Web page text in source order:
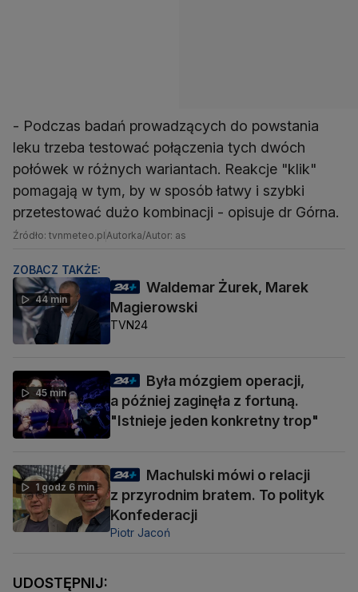
- Podczas badań prowadzących do powstania
leku trzeba testować połączenia tych dwóch
połówek w różnych wariantach. Reakcje "klik"
pomagają w tym, by w sposób łatwy i szybki
przetestować dużo kombinacji - opisuje dr Górna.
Źródło: tvnmeteo.plAutorka/Autor: as
ZOBACZ TAKŻE:
44 min
Waldemar Żurek, Marek
Magierowski
TVN24
45 min
Była mózgiem operacji,
a później zaginęła z fortuną.
"Istnieje jeden konkretny trop"
1 godz 6 min
Machulski mówi o relacji
z przyrodnim bratem. To polityk
Konfederacji
Piotr Jacoń
UDOSTĘPNIJ: